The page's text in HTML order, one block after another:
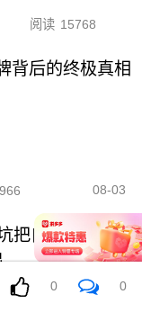
阅读 15768
背后的终极真相
08-03
把自己埋了！恐
0 0